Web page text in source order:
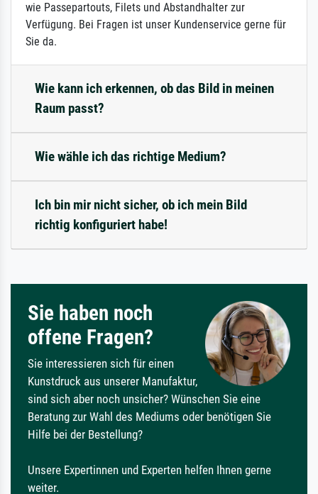
wie Passepartouts, Filets und Abstandhalter zur
Verfügung. Bei Fragen ist unser Kundenservice gerne für
Sie da.
Wie kann ich erkennen, ob das Bild in meinen
Raum passt?
Wie wähle ich das richtige Medium?
Ich bin mir nicht sicher, ob ich mein Bild
richtig konfiguriert habe!
Sie haben noch
offene Fragen?
Sie interessieren sich für einen
Kunstdruck aus unserer Manufaktur,
sind sich aber noch unsicher? Wünschen Sie eine
Beratung zur Wahl des Mediums oder benötigen Sie
Hilfe bei der Bestellung?
Unsere Expertinnen und Experten helfen Ihnen gerne
weiter.